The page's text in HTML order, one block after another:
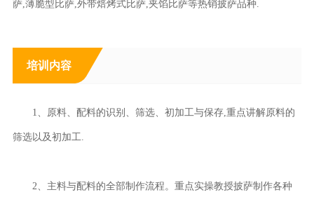
萨,薄脆型比萨,外带焙烤式比萨,夹馅比萨等热销披萨品种.
培训内容
1、原料、配料的识别、筛选、初加工与保存,重点讲解原料的
筛选以及初加工.
2、主料与配料的全部制作流程。重点实操教授披萨制作各种